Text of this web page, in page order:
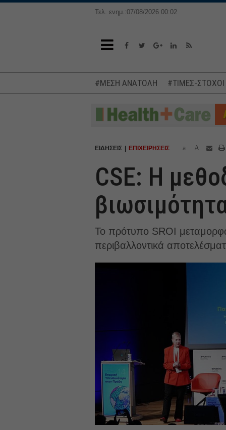
Τελ. ενημ.:07/08/2026 00:02
#ΜΕΣΗ ΑΝΑΤΟΛΗ #ΤΙΜΕΣ-
ΕΙΔΗΣΕΙΣ ΕΠΙΧΕΙΡΗΣΕΙΣ a A
CSE: Η
Το πρότυπο SROI
περιβαλλοντικά